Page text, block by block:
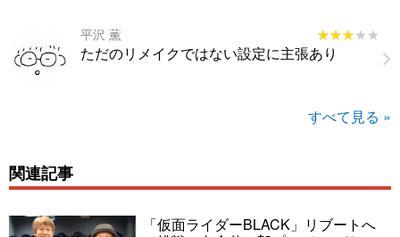
平沢 薫 ★★★★★
★★★★★
ただのリメイクではない設定に主張あり
すべて見る »
関連記事
「仮面ライダーBLACK」リブートへ